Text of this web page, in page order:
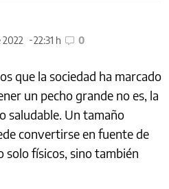
2022 22:31 h 0
que la sociedad ha marcado
un pecho grande no es, la
saludable. Un tamaño
convertirse en fuente de
solo físicos, sino también